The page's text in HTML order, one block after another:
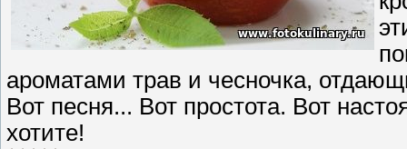
ароматами трав и чесночка,
Вот песня... Вот простота. Вот
хотите!